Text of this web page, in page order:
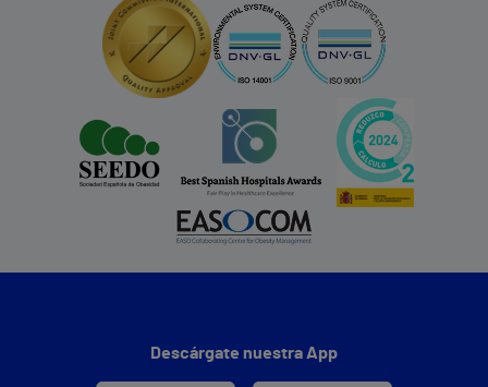
Descárgate nuestra App